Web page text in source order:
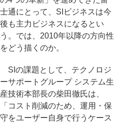
士通にとって、SIビジネスは今
後も主力ビジネスになるとい
う。では、2010年以降の方向性
をどう描くのか。
SIの課題として、テクノロジ
ーサポートグループ システム生
産技術本部長の柴田徹氏は、
「コスト削減のため、運用・保
守をユーザー自身で行うケース